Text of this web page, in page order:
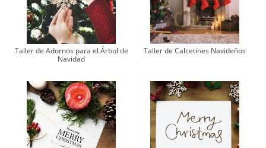
Taller de Adornos para el Árbol de
Navidad
Taller de Calcetines Navideños